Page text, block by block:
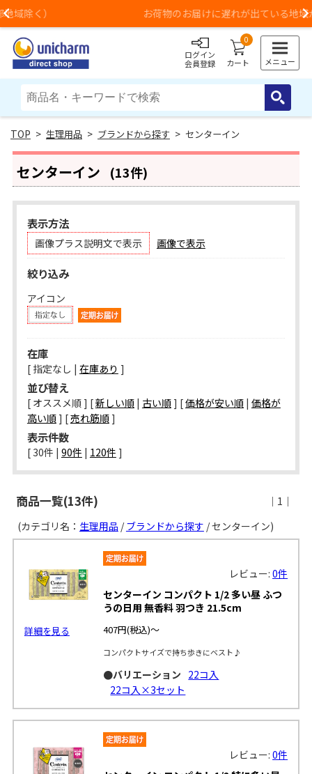
Previousお荷物のお届けに遅れが出ている地域がございます
ログイン
会員登録
0
カート メニュー
> 生理用品 > ブランドから探す > センターイン
センターイン (13件)
表示方法
画像プラス説明文で表示 画像で表示
絞り込み
アイコン
在庫
[ 指定なし | 在庫あり ]
並び替え
[ オススメ順 ] [新しい順| 古い順] [価格が安い順| 価格が
高い順] [売れ筋順]
表示件数
[ 30件 | 90件 | 120件 ]
商品一覧(13件)
｜1｜
(カテゴリ名： 生理用品 /ブランドから探す / センターイン)
詳細を見る
レビュー:0件
センターイン コンパクト 1/2 多い昼 ふつ
うの日用 無香料 羽つき 21.5cm
407円(税込)～
コンパクトサイズで持ち歩きにベスト♪
●バリエーション 22コ入
22コ入×3セット
レビュー:0件